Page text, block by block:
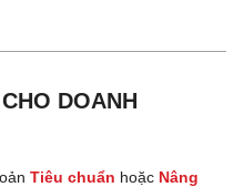
DOANH
Tiêu chuẩn hoặc Nâng